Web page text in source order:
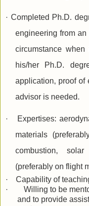
· Completed Ph.D.
engineering from
circumstance
his/her Ph.D.
application, proof of
advisor is needed.
· Expertises:
materials
combustion,
solar
(preferably on flight
· Capability of
·
Willing to be
and to provide